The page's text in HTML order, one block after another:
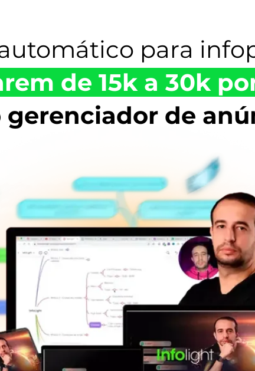
para
de 15k a 30k
gerenciador de